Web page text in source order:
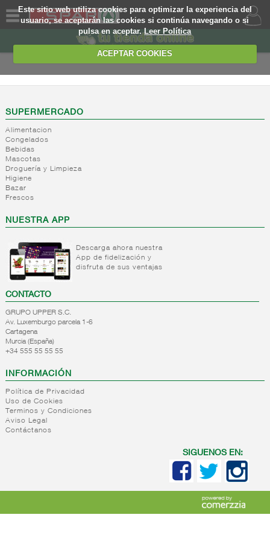
Este sitio web utiliza cookies para optimizar la experiencia del
usuario, se aceptarán las cookies si continúa navegando o si
pulsa en aceptar.Leer Política
ACEPTAR COOKIES
SOMOS
WEB
EJEMPLO
SUPERMERCADO
Alimentacion
Congelados
Bebidas
Mascotas
Droguería y Limpieza
Higiene
Bazar
Frescos
NUESTRA APP
Descarga ahora nuestra
App de fidelización y
disfruta de sus ventajas
CONTACTO
GRUPO UPPER S.C.
Av. Luxemburgo parcela 1-6
Cartagena
Murcia (España)
+34 555 55 55 55
INFORMACIÓN
Política de Privacidad
Uso de Cookies
Terminos y Condiciones
Aviso Legal
Contáctanos
SIGUENOS EN: